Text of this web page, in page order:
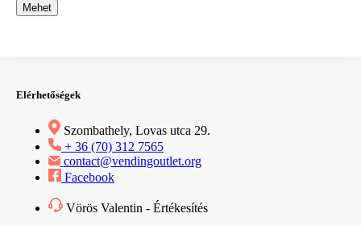
Mehet
Elérhetőségek
Szombathely, Lovas utca 29.
+ 36 (70) 312 7565
contact@vendingoutlet.org
Facebook
Vörös Valentin - Értékesítés